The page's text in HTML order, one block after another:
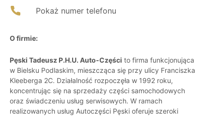
Pokaż numer telefonu
O firmie:
Pęski Tadeusz P.H.U. Auto-Części to firma funkcjonująca
w Bielsku Podlaskim, mieszcząca się przy ulicy Franciszka
Kleeberga 2C. Działalność rozpoczęła w 1992 roku,
koncentrując się na sprzedaży części samochodowych
oraz świadczeniu usług serwisowych. W ramach
realizowanych usług Autoczęści Pęski oferuje szeroki